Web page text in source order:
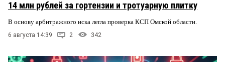
14 млн рублей за гортензии и тротуарную плитку
В основу арбитражного иска легла проверка КСП Омской области.
6 августа 14:39 2 342